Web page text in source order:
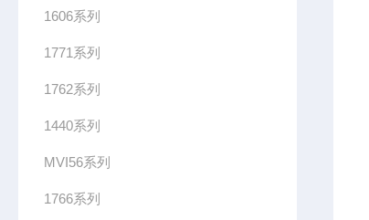
1606系列
1771系列
1762系列
1440系列
MVI56系列
1766系列